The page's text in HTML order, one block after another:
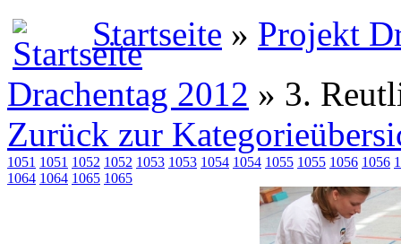
Startseite » Projekt
Drachentag 2012 » 3.
Zurück zur
1051 1051 1052 1052 1053 1053 1054 1054 1055 1055 1056 1056
1064 1064 1065 1065